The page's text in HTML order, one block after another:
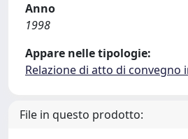
Anno
1998
Appare nelle tipologie:
Relazione di atto di convegno
File in questo prodotto: